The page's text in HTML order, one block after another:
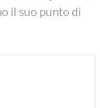
il suo punto di